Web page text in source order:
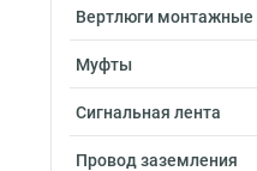
Вертлюги монтажные
Муфты
Сигнальная лента
Провод заземления